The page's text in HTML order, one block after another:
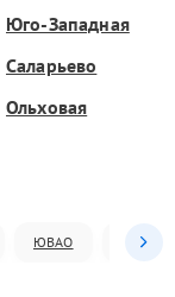
Юго-Западная
Саларьево
Ольховая
ЮВАО ЮАО